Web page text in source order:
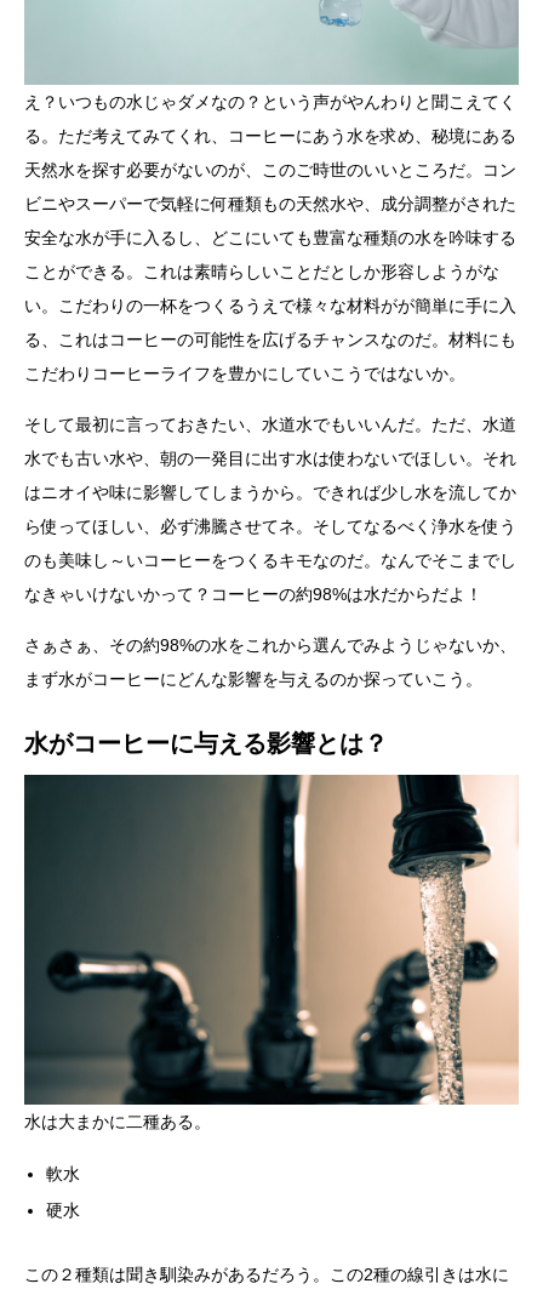
え？いつもの水じゃダメなの？という声がやんわりと聞こえてく
る。ただ考えてみてくれ、コーヒーにあう水を求め、秘境にある
天然水を探す必要がないのが、このご時世のいいところだ。コン
ビニやスーパーで気軽に何種類もの天然水や、成分調整がされた
安全な水が手に入るし、どこにいても豊富な種類の水を吟味する
ことができる。これは素晴らしいことだとしか形容しようがな
い。こだわりの一杯をつくるうえで様々な材料がが簡単に手に入
る、これはコーヒーの可能性を広げるチャンスなのだ。材料にも
こだわりコーヒーライフを豊かにしていこうではないか。
そして最初に言っておきたい、水道水でもいいんだ。ただ、水道
水でも古い水や、朝の一発目に出す水は使わないでほしい。それ
はニオイや味に影響してしまうから。できれば少し水を流してか
ら使ってほしい、必ず沸騰させてネ。そしてなるべく浄水を使う
のも美味し～いコーヒーをつくるキモなのだ。なんでそこまでし
なきゃいけないかって？コーヒーの約98%は水だからだよ！
さぁさぁ、その約98%の水をこれから選んでみようじゃないか、
まず水がコーヒーにどんな影響を与えるのか探っていこう。
水がコーヒーに与える影響とは？
水は大まかに二種ある。
軟水
硬水
この２種類は聞き馴染みがあるだろう。この2種の線引きは水に